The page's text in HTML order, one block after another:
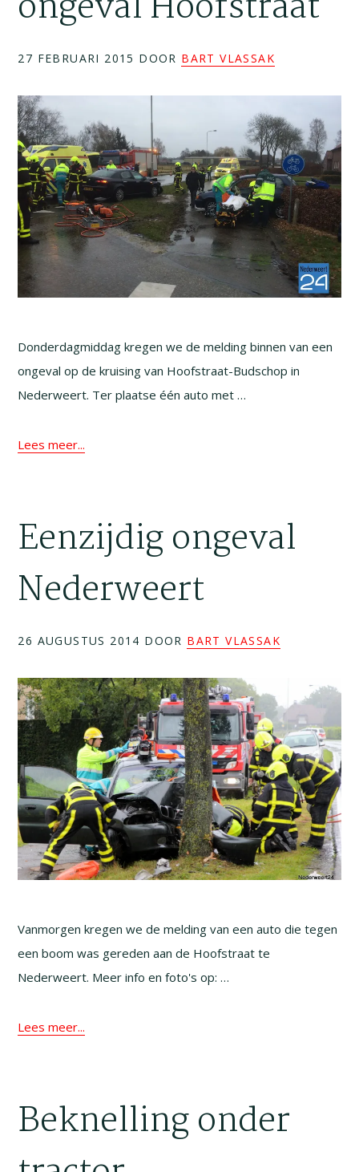
27 FEBRUARI 2015 DOOR BART VLASSAK
Donderdagmiddag kregen we de melding binnen van een
ongeval op de kruising van Hoofstraat-Budschop in
Nederweert. Ter plaatse één auto met …
Lees meer...
Eenzijdig ongeval
Nederweert
26 AUGUSTUS 2014 DOOR BART VLASSAK
Vanmorgen kregen we de melding van een auto die tegen
een boom was gereden aan de Hoofstraat te
Nederweert. Meer info en foto's op: …
Lees meer...
Beknelling onder